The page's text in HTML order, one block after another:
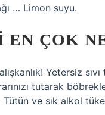
… Limon suyu.
ÇOK
Yetersiz
tutarak
Tütün ve sık alkol